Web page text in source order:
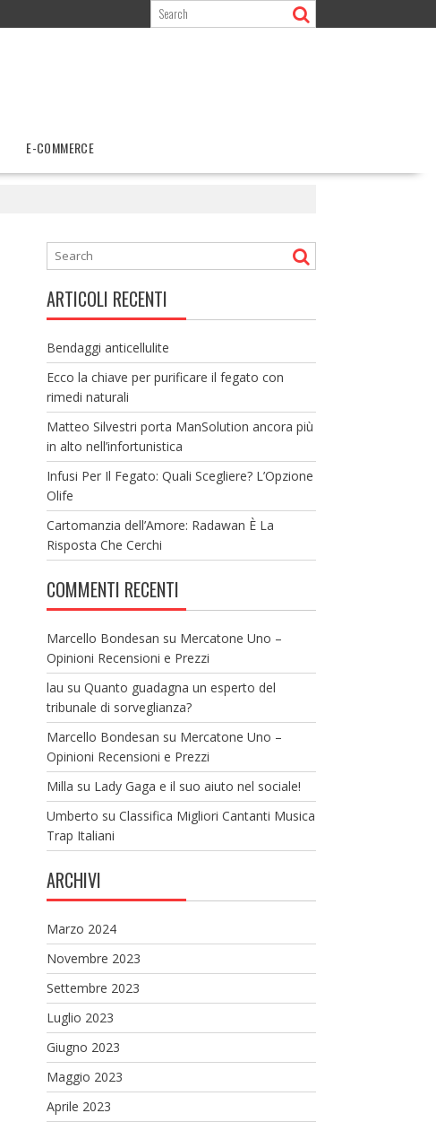
E-COMMERCE
ARTICOLI RECENTI
Bendaggi anticellulite
Ecco la chiave per purificare il fegato con
rimedi naturali
Matteo Silvestri porta ManSolution ancora più
in alto nell’infortunistica
Infusi Per Il Fegato: Quali Scegliere? L’Opzione
Olife
Cartomanzia dell’Amore: Radawan È La
Risposta Che Cerchi
COMMENTI RECENTI
Marcello Bondesan su Mercatone Uno –
Opinioni Recensioni e Prezzi
lau su Quanto guadagna un esperto del
tribunale di sorveglianza?
Marcello Bondesan su Mercatone Uno –
Opinioni Recensioni e Prezzi
Milla su Lady Gaga e il suo aiuto nel sociale!
Umberto su Classifica Migliori Cantanti Musica
Trap Italiani
ARCHIVI
Marzo 2024
Novembre 2023
Settembre 2023
Luglio 2023
Giugno 2023
Maggio 2023
Aprile 2023